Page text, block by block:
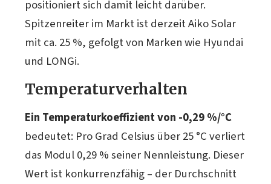
positioniert sich damit leicht darüber.
Spitzenreiter im Markt ist derzeit Aiko Solar
mit ca. 25 %, gefolgt von Marken wie Hyundai
und LONGi.
Temperaturverhalten
Ein Temperaturkoeffizient von -0,29 %/°C
bedeutet: Pro Grad Celsius über 25 °C verliert
das Modul 0,29 % seiner Nennleistung. Dieser
Wert ist konkurrenzfähig – der Durchschnitt